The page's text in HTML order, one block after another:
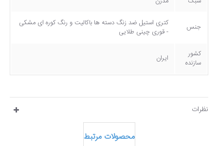
جنس
کتری استیل ضد زنگ دسته ها باکالیت و رنگ کوره ای مشکی
- قوری چینی طلایی
کشور
سازنده
ایران
نظرات
محصولات مرتبط